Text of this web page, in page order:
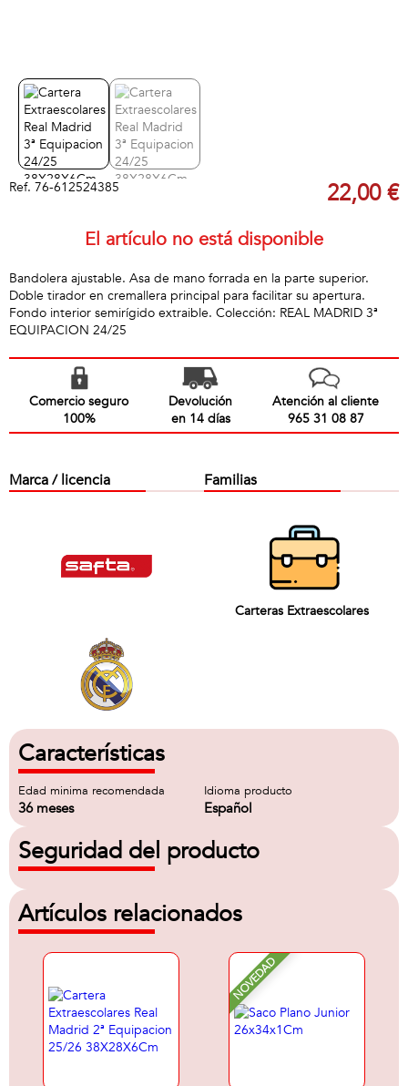
Ref. 76-612524385 22,00 €
El artículo no está disponible
Bandolera ajustable. Asa de mano forrada en la parte superior.
Doble tirador en cremallera principal para facilitar su apertura.
Fondo interior semirígido extraible. Colección: REAL MADRID 3ª
EQUIPACION 24/25
Comercio seguro
100%
Devolución
en 14 días
Atención al cliente
965 31 08 87
Marca / licencia Familias
Carteras Extraescolares
Características
Edad minima recomendada
36 meses
Idioma producto
Español
Seguridad del producto
Artículos relacionados
NOVEDAD